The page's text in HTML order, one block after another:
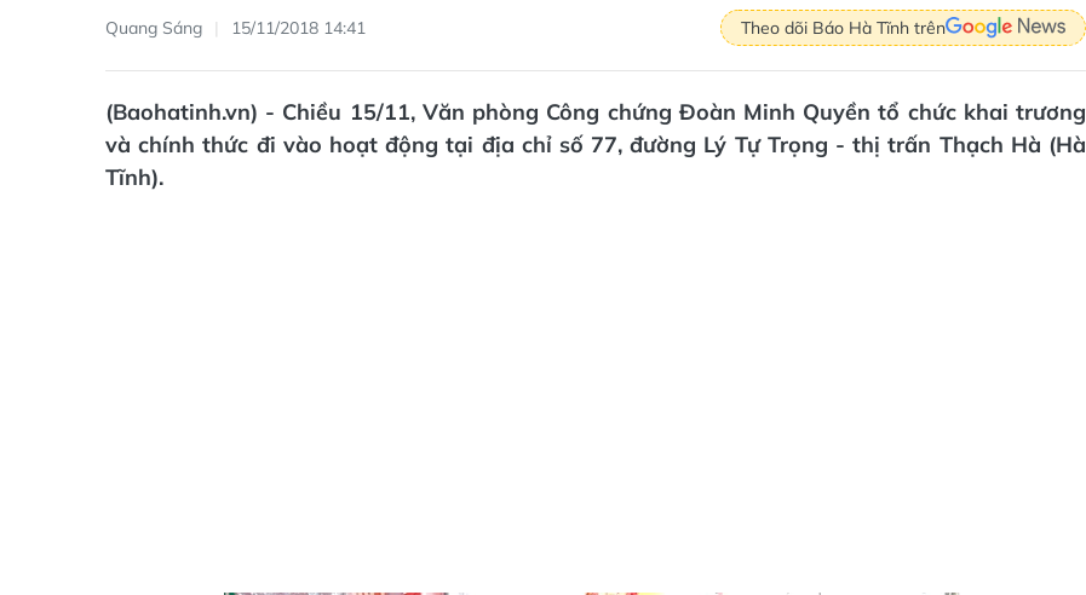
Quang Sáng 15/11/2018 14:41 Theo dõi Báo Hà Tĩnh trên
(Baohatinh.vn) - Chiều 15/11, Văn phòng Công chứng Đoàn Minh Quyền tổ chức khai trương
và chính thức đi vào hoạt động tại địa chỉ số 77, đường Lý Tự Trọng - thị trấn Thạch Hà (Hà
Tĩnh).